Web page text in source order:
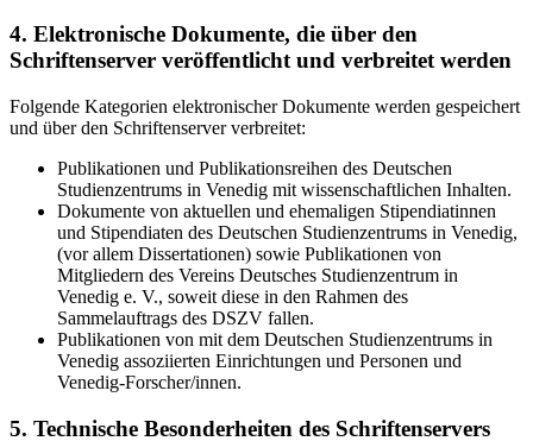
4. Elektronische Dokumente, die über den
Schriftenserver veröffentlicht und verbreitet werden
Folgende Kategorien elektronischer Dokumente werden gespeichert
und über den Schriftenserver verbreitet:
Publikationen und Publikationsreihen des Deutschen
Studienzentrums in Venedig mit wissenschaftlichen Inhalten.
Dokumente von aktuellen und ehemaligen Stipendiatinnen
und Stipendiaten des Deutschen Studienzentrums in Venedig,
(vor allem Dissertationen) sowie Publikationen von
Mitgliedern des Vereins Deutsches Studienzentrum in
Venedig e. V., soweit diese in den Rahmen des
Sammelauftrags des DSZV fallen.
Publikationen von mit dem Deutschen Studienzentrums in
Venedig assoziierten Einrichtungen und Personen und
Venedig-Forscher/innen.
5. Technische Besonderheiten des Schriftenservers